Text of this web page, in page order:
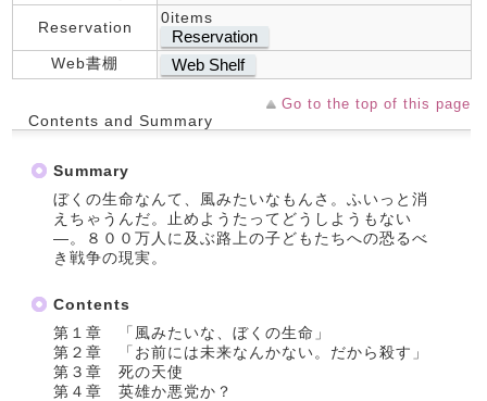
Reservation
0items
Reservation
Web書棚 Web Shelf
Go to the top of this page
Contents and Summary
Summary
ぼくの生命なんて、風みたいなもんさ。ふいっと消
えちゃうんだ。止めようたってどうしようもない
―。８００万人に及ぶ路上の子どもたちへの恐るべ
き戦争の現実。
Contents
第１章 「風みたいな、ぼくの生命」
第２章 「お前には未来なんかない。だから殺す」
第３章 死の天使
第４章 英雄か悪党か？